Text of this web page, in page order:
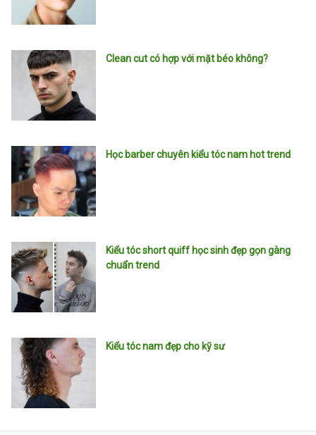
Clean cut có hợp với mặt béo không?
Học barber chuyên kiểu tóc nam hot trend
Kiểu tóc short quiff học sinh đẹp gọn gàng
chuẩn trend
Kiểu tóc nam đẹp cho kỹ sư